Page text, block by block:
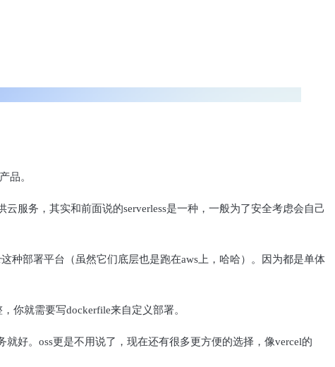
品。
服务，其实和前面说的serverless是一种，一般为了安全考虑会自己
种部署平台（虽然它们底层也是跑在aws上，哈哈）。因为都是单体
你就需要写dockerfile来自定义部署。
好。oss更是不用说了，现在还有很多更方便的选择，像vercel的